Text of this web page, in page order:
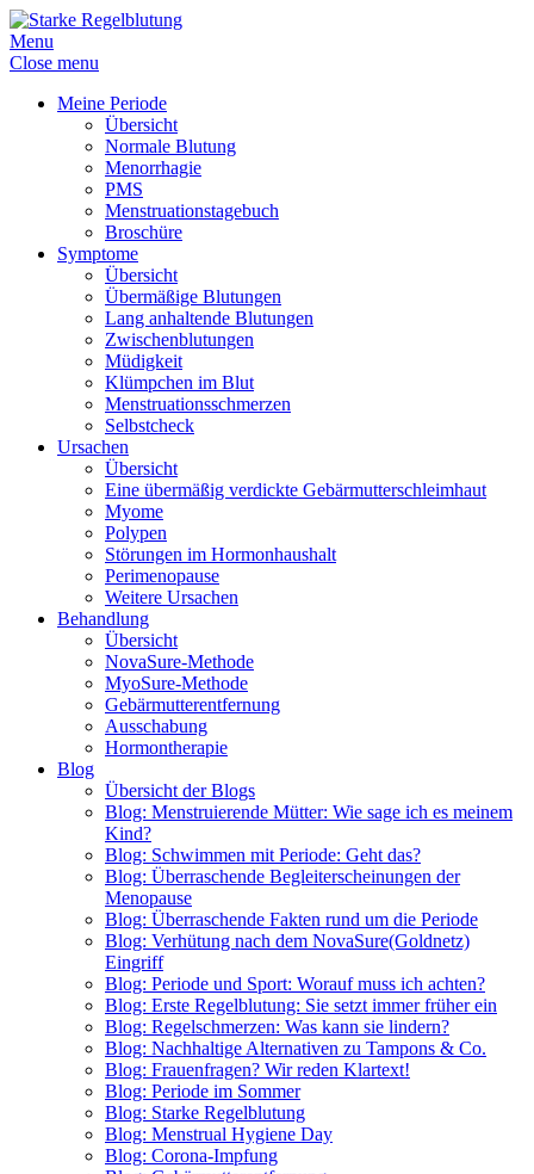
Menu
Close menu
Meine Periode
Übersicht
Normale Blutung
Menorrhagie
PMS
Menstruationstagebuch
Broschüre
Symptome
Übersicht
Übermäßige Blutungen
Lang anhaltende Blutungen
Zwischenblutungen
Müdigkeit
Klümpchen im Blut
Menstruationsschmerzen
Selbstcheck
Ursachen
Übersicht
Eine übermäßig verdickte Gebärmutterschleimhaut
Myome
Polypen
Störungen im Hormonhaushalt
Perimenopause
Weitere Ursachen
Behandlung
Übersicht
NovaSure-Methode
MyoSure-Methode
Gebärmutterentfernung
Ausschabung
Hormontherapie
Blog
Übersicht der Blogs
Blog: Menstruierende Mütter: Wie sage ich es meinem
Kind?
Blog: Schwimmen mit Periode: Geht das?
Blog: Überraschende Begleiterscheinungen der
Menopause
Blog: Überraschende Fakten rund um die Periode
Blog: Verhütung nach dem NovaSure(Goldnetz)
Eingriff
Blog: Periode und Sport: Worauf muss ich achten?
Blog: Erste Regelblutung: Sie setzt immer früher ein
Blog: Regelschmerzen: Was kann sie lindern?
Blog: Nachhaltige Alternativen zu Tampons & Co.
Blog: Frauenfragen? Wir reden Klartext!
Blog: Periode im Sommer
Blog: Starke Regelblutung
Blog: Menstrual Hygiene Day
Blog: Corona-Impfung